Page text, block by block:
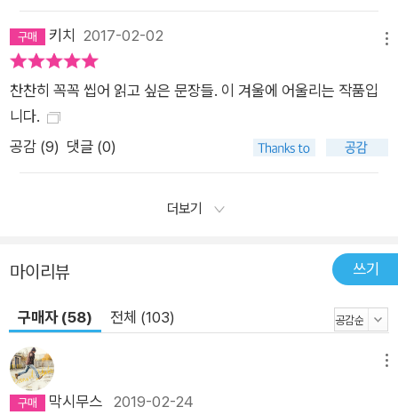
하고, 느낄 수 있는 이유다. 하늘은 인간적이지 않다. 그래도 저
하늘을 넘어서는 무언가가, 연민과 사랑이 분명 존재한다. 오랫동
안 내가 잊고 있었고, 내 기억 속에서 완전히 삭제된 그것이. (85
~86쪽)
키치 2017-02-02
찬찬히 꼭꼭 씹어 읽고 싶은 문장들. 이 겨울에 어울리는 작품입
니다.
공감 (9) 댓글 (0)
더보기
마이리뷰 쓰기
구매자 (58) 전체 (103)
막시무스 2019-02-24